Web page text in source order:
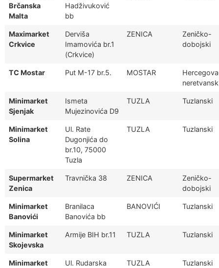
Brčanska
Malta
Hadživuković
bb
Maximarket
Crkvice
Derviša
Imamovića br.1
(Crkvice)
ZENICA
Zeničko-
dobojski
TC Mostar Put M-17 br.5. MOSTAR
Minimarket
Sjenjak
Ismeta
Mujezinovića D9
TUZLA Tuzlanski
Minimarket
Solina
Ul. Rate
Dugonjića do
br.10, 75000
Tuzla
TUZLA Tuzlanski
Supermarket
Zenica
Travnička 38 ZENICA
Zeničko-
dobojski
Minimarket
Banovići
Branilaca
Banovića bb
BANOVIĆI Tuzlanski
Minimarket
Skojevska
Armije BIH br.11 TUZLA Tuzlanski
Minimarket
Ul. Rudarska
TUZLA Tuzlanski